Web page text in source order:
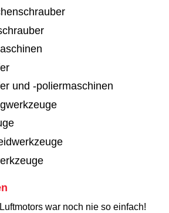
und -poliermaschinen
war noch nie so einfach!​